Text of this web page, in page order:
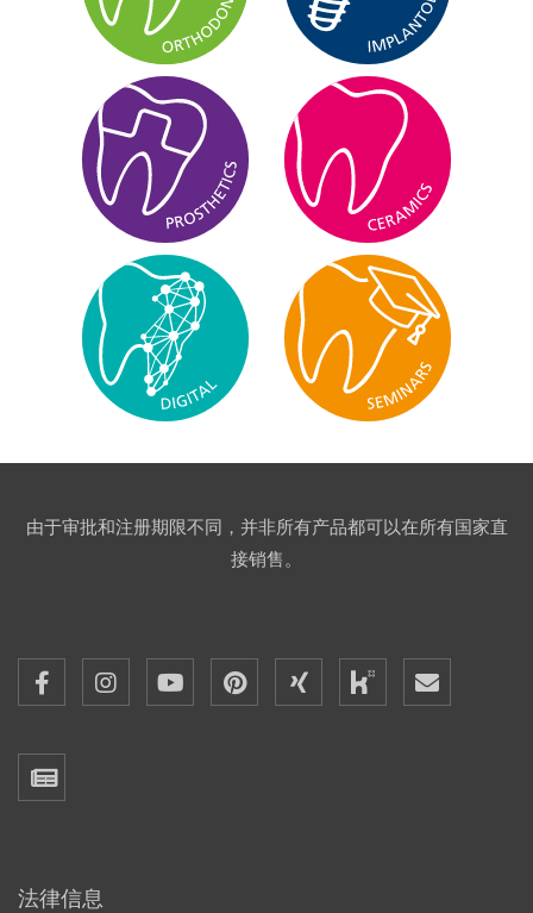
由于审批和注册期限不同，并非所有产品都可以在所有国家直
接销售。
法律信息